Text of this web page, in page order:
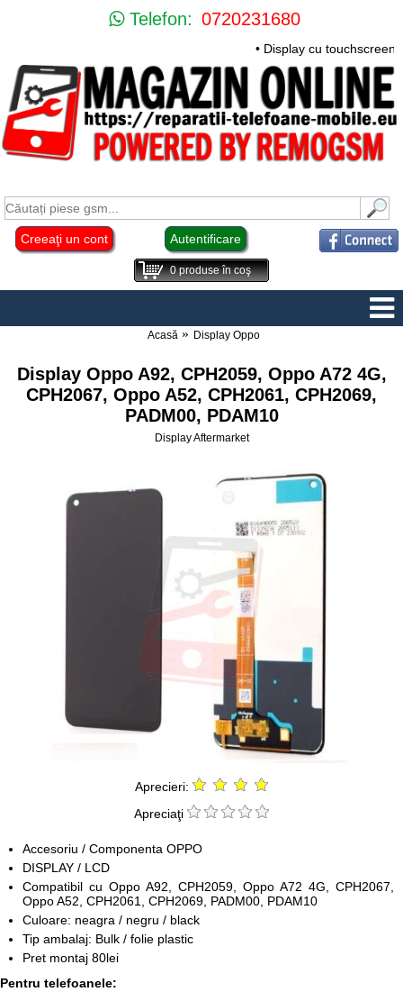
Telefon: 0720231680
• Display cu touchscreen
Creeaţi un cont Autentificare
0produse în coş
Acasă Display Oppo
Display Oppo A92, CPH2059, Oppo A72 4G,
CPH2067, Oppo A52, CPH2061, CPH2069,
PADM00, PDAM10
Display Aftermarket
Aprecieri:
Apreciaţi
Accesoriu / Componenta OPPO
DISPLAY / LCD
Compatibil cu Oppo A92, CPH2059, Oppo A72 4G, CPH2067,
Oppo A52, CPH2061, CPH2069, PADM00, PDAM10
Culoare: neagra / negru / black
Tip ambalaj: Bulk / folie plastic
Pret montaj 80lei
Pentru telefoanele: